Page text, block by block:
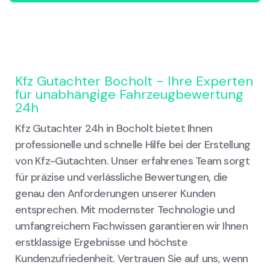
Kfz Gutachter Bocholt - Ihre Experten
für unabhängige Fahrzeugbewertung
24h
Kfz Gutachter 24h in Bocholt bietet Ihnen
professionelle und schnelle Hilfe bei der Erstellung
von Kfz-Gutachten. Unser erfahrenes Team sorgt
für präzise und verlässliche Bewertungen, die
genau den Anforderungen unserer Kunden
entsprechen. Mit modernster Technologie und
umfangreichem Fachwissen garantieren wir Ihnen
erstklassige Ergebnisse und höchste
Kundenzufriedenheit. Vertrauen Sie auf uns, wenn